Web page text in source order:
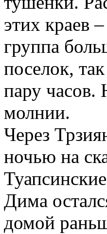
этих краев
группа
поселок,
пару часов.
молнии.
Через
ночью на
Дима
домой